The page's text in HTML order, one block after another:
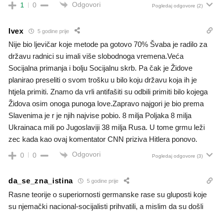
1 0 Odgovori Pogledaj odgovore (2)
Ivex 5 godine prije
Nije bio ljevičar koje metode pa gotovo 70% Švaba je radilo za
državu radnici su imali više slobodnoga vremena.Veća
Socijalna primanja i bolju Socijalnu skrb. Pa čak je Židove
planirao preseliti o svom trošku u bilo koju državu koja ih je
htjela primiti. Znamo da vrli antifašiti su odbili primiti bilo kojega
Židova osim onoga punoga love.Zapravo najgori je bio prema
Slavenima je r je njih najvise pobio. 8 milja Poljaka 8 milja
Ukrainaca mili po Jugoslaviji 38 milja Rusa. U tome grmu leži
zec kada kao ovaj komentator CNN priziva Hitlera ponovo.
0 0 Odgovori Pogledaj odgovore (3)
da_se_zna_istina 5 godine prije
Rasne teorije o superiornosti germanske rase su gluposti koje
su njemački nacional-socijalisti prihvatili, a mislim da su došli